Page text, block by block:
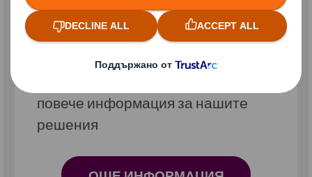
Връзка с нас
повече информация за нашите
решения